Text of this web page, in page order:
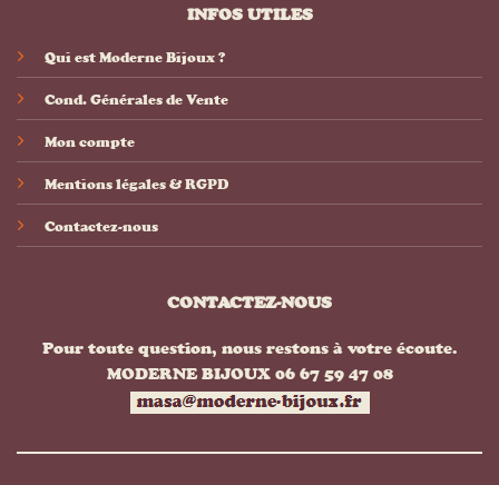
INFOS UTILES
Qui est Moderne Bijoux ?
Cond. Générales de Vente
Mon compte
Mentions légales & RGPD
Contactez-nous
CONTACTEZ-NOUS
Pour toute question, nous restons à votre écoute.
MODERNE BIJOUX 06 67 59 47 08